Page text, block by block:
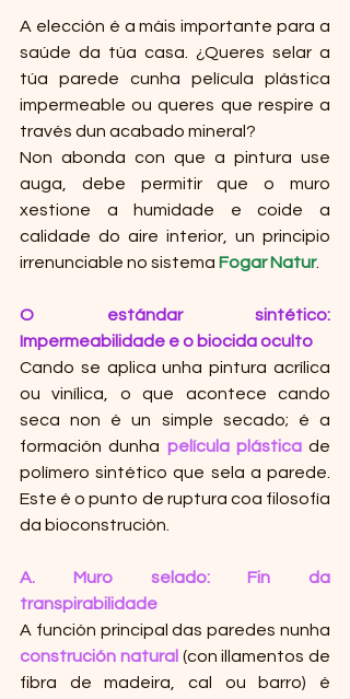
A elección é a máis importante para a
saúde da túa casa. ¿Queres selar a
túa parede cunha película plástica
impermeable ou queres que respire a
través dun acabado mineral?
Non abonda con que a pintura use
auga, debe permitir que o muro
xestione a humidade e coide a
calidade do aire interior, un principio
irrenunciable no sistema Fogar Natur.
O estándar sintético:
Impermeabilidade e o biocida oculto
Cando se aplica unha pintura acrílica
ou vinílica, o que acontece cando
seca non é un simple secado; é a
formación dunha película plástica de
polímero sintético que sela a parede.
Este é o punto de ruptura coa filosofía
da bioconstrución.
A. Muro selado: Fin da
transpirabilidade
A función principal das paredes nunha
construción natural (con illamentos de
fibra de madeira, cal ou barro) é